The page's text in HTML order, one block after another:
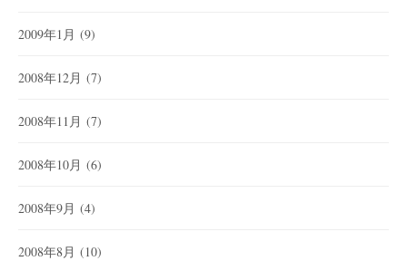
2009年1月 (9)
2008年12月 (7)
2008年11月 (7)
2008年10月 (6)
2008年9月 (4)
2008年8月 (10)